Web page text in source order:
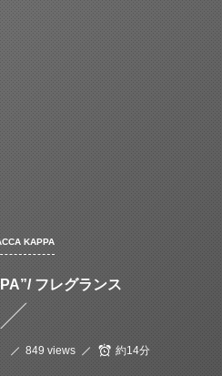
KAPPA
フレグランス
849 views 約14分